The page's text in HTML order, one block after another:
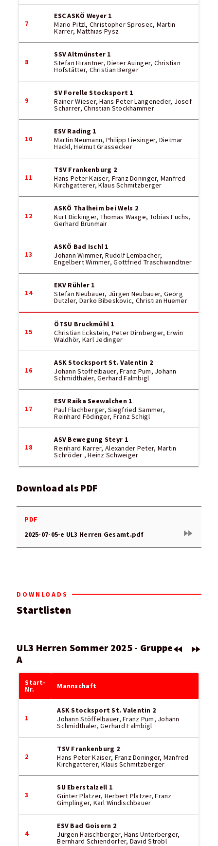
7
ESC ASKÖ Weyer 1
Mario Pitzl, Christopher Sprosec, Martin
Karrer, Matthias Pysz
8
SSV Altmünster 1
Stefan Hirantner, Dieter Auinger, Christian
Hofstätter, Christian Berger
9
SV Forelle Stocksport 1
Rainer Wieser, Hans Peter Langeneder, Josef
Scharrer, Christian Stockhammer
10
ESV Rading 1
Martin Neumann, Philipp Liesinger, Dietmar
Hackl, Helmut Grassecker
11
TSV Frankenburg 2
Hans Peter Kaiser, Franz Doninger, Manfred
Kirchgatterer, Klaus Schmitzberger
12
ASKÖ Thalheim bei Wels 2
Kurt Dickinger, Thomas Waage, Tobias Fuchs,
Gerhard Brunmair
13
ASKÖ Bad Ischl 1
Johann Wimmer, Rudolf Lembacher,
Engelbert Wimmer, Gottfried Traschwandtner
14
EKV Rühler 1
Stefan Neubauer, Jürgen Neubauer, Georg
Dutzler, Darko Bibeskovic, Christian Huemer
15
ÖTSU Bruckmühl 1
Christian Eckstein, Peter Dirnberger, Erwin
Waldhör, Karl Jedinger
16
ASK Stocksport St. Valentin 2
Johann Stöffelbauer, Franz Pum, Johann
Schmidthaler, Gerhard Falmbigl
17
ESV Raika Seewalchen 1
Paul Flachberger, Siegfried Sammer,
Reinhard Födinger, Franz Schigl
18
ASV Bewegung Steyr 1
Reinhard Karrer, Alexander Peter, Martin
Schröder , Heinz Schweiger
Download als PDF
PDF
2025-07-05-e UL3 Herren Gesamt.pdf
fast_forward
DOWNLOADS
Startlisten
UL3 Herren Sommer 2025 - Gruppe
A
Start-
Nr. Mannschaft
1
ASK Stocksport St. Valentin 2
Johann Stöffelbauer, Franz Pum, Johann
Schmidthaler, Gerhard Falmbigl
2
TSV Frankenburg 2
Hans Peter Kaiser, Franz Doninger, Manfred
Kirchgatterer, Klaus Schmitzberger
3
SU Eberstalzell 1
Günter Platzer, Herbert Platzer, Franz
Gimplinger, Karl Windischbauer
4
ESV Bad Goisern 2
Jürgen Haischberger, Hans Unterberger,
Bernhard Schiendorfer, David Strobl
fast_forward
fast_rewind